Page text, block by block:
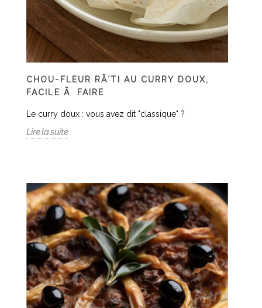
CHOU-FLEUR RÃ´TI AU CURRY DOUX,
FACILE Ã FAIRE
Le curry doux : vous avez dit "classique" ?
Lire la suite